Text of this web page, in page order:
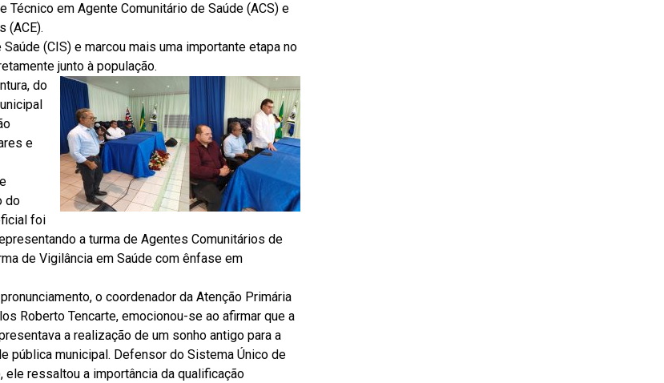
em Agente Comunitário de Saúde (ACS) e
(ACE).
(CIS) e marcou mais uma importante etapa no
junto à população.
do
e
do
foi
a turma de Agentes Comunitários de
de Vigilância em Saúde com ênfase em
o coordenador da Atenção Primária
Roberto Tencarte, emocionou-se ao afirmar que a
a realização de um sonho antigo para a
pública municipal. Defensor do Sistema Único de
ele ressaltou a importância da qualificação